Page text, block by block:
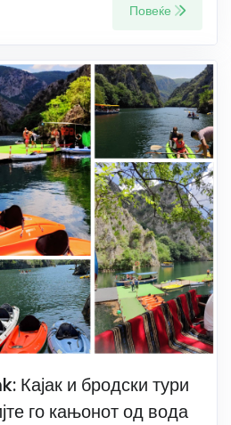
Повеќе
Кајак и бродски тури
го кањонот од вода